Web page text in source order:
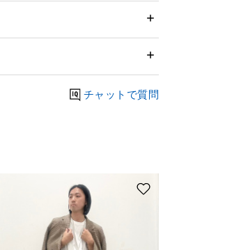
チャットで質問